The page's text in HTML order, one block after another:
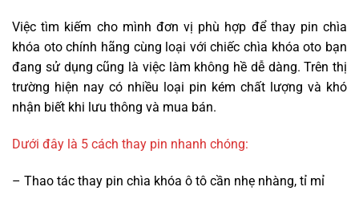
Việc tìm kiếm cho mình đơn vị phù hợp để thay pin chìa
khóa oto chính hãng cùng loại với chiếc chìa khóa oto bạn
đang sử dụng cũng là việc làm không hề dễ dàng. Trên thị
trường hiện nay có nhiều loại pin kém chất lượng và khó
nhận biết khi lưu thông và mua bán.
Dưới đây là 5 cách thay pin nhanh chóng:
– Thao tác thay pin chìa khóa ô tô cần nhẹ nhàng, tỉ mỉ